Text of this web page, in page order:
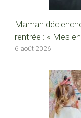
Maman
rentrée : « Mes
6 août 2026